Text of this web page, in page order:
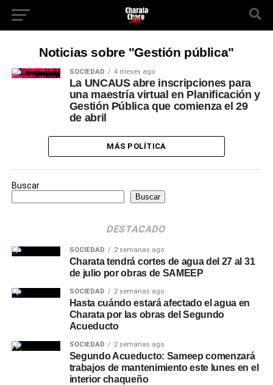
Noticias sobre "Gestión pública"
SOCIEDAD 4 meses ago
La UNCAUS abre inscripciones para
una maestría virtual en Planificación y
Gestión Pública que comienza el 29
de abril
MÁS POLÍTICA
Buscar
Buscar
DESTACADO
SOCIEDAD 2 semanas ago
Charata tendrá cortes de agua del 27 al 31
de julio por obras de SAMEEP
SOCIEDAD 2 semanas ago
Hasta cuándo estará afectado el agua en
Charata por las obras del Segundo
Acueducto
SOCIEDAD 2 semanas ago
Segundo Acueducto: Sameep comenzará
trabajos de mantenimiento este lunes en el
interior chaqueño